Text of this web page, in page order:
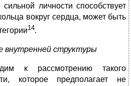
личности способствует
вокруг сердца, может быть
14.
внутренней структуры
к рассмотрению такого
которое предполагает не